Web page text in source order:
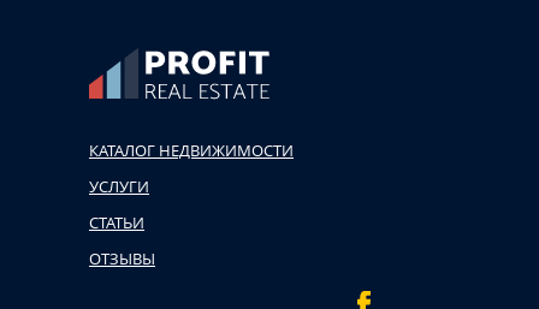
КАТАЛОГ НЕДВИЖИМОСТИ
УСЛУГИ
СТАТЬИ
ОТЗЫВЫ